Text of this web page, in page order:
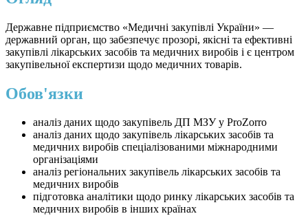
Державне підприємство «Медичні закупівлі України» —
державний орган, що забезпечує прозорі, якісні та ефективні
закупівлі лікарських засобів та медичних виробів і є центром
закупівельної експертизи щодо медичних товарів.
Обов'язки
аналіз даних щодо закупівель ДП МЗУ у ProZorro
аналіз даних щодо закупівель лікарських засобів та
медичних виробів спеціалізованими міжнародними
організаціями
аналіз регіональних закупівель лікарських засобів та
медичних виробів
підготовка аналітики щодо ринку лікарських засобів та
медичних виробів в інших країнах